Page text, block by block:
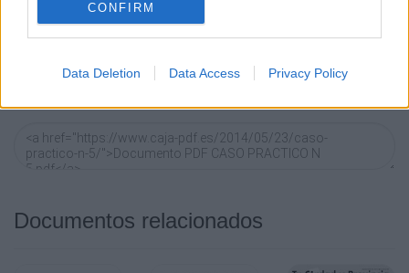
CONFIRM
Data Deletion Data Access Privacy Policy
Copie el siguiente código para compartir su documento en
Documentos relacionados